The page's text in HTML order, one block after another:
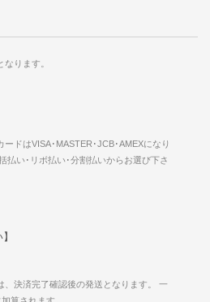
ります。
ドはVISA･MASTER･JCB･AMEXになり
払い･リボ払い･分割払いからお選び下さ
、決済完了確認後の発送となります。 一